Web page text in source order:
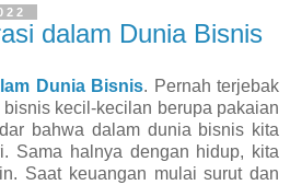
dalam Dunia Bisnis
Dunia Bisnis. Pernah terjebak
kecil-kecilan berupa pakaian
bahwa dalam dunia bisnis kita
Sama halnya dengan hidup, kita
Saat keuangan mulai surut dan